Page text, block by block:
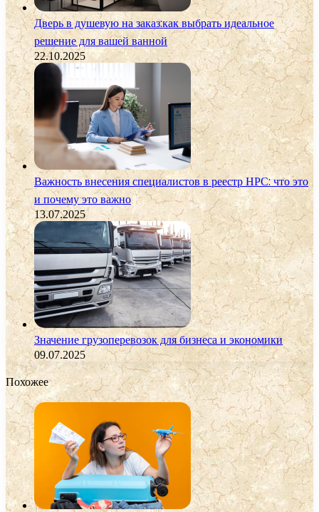
Дверь в душевую на заказ:как выбрать идеальное
решение для вашей ванной
22.10.2025
Важность внесения специалистов в реестр НРС: что это
и почему это важно
13.07.2025
Значение грузоперевозок для бизнеса и экономики
09.07.2025
Похожее